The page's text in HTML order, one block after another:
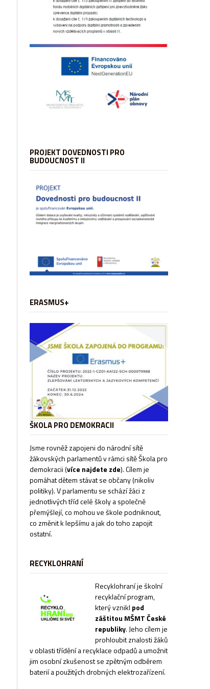
PROJEKT DOVEDNOSTI PRO
BUDOUCNOST II
ERASMUS+
ŠKOLA PRO DEMOKRACII
Jsme rovněž zapojeni do národní sítě
žákovských parlamentů v rámci sítěŠkola pro
demokracii(více najdete zde). Cílem je
pomáhat dětem stávat se občany (nikoliv
politiky). V parlamentu se schází žáci z
jednotlivých tříd celé školy a společně
přemýšlejí, co mohou ve škole podniknout,
co změnit k lepšímu a jak do toho zapojit
ostatní.
RECYKLOHRANÍ
Recyklohraní je školní
recyklační program,
který vznikl pod
záštitou MŠMT České
republiky. Jeho cílem je
prohloubit znalosti žáků
v oblasti třídění a recyklace odpadů a umožnit
jim osobní zkušenost se zpětným odběrem
baterií a použitých drobných elektrozařízení.